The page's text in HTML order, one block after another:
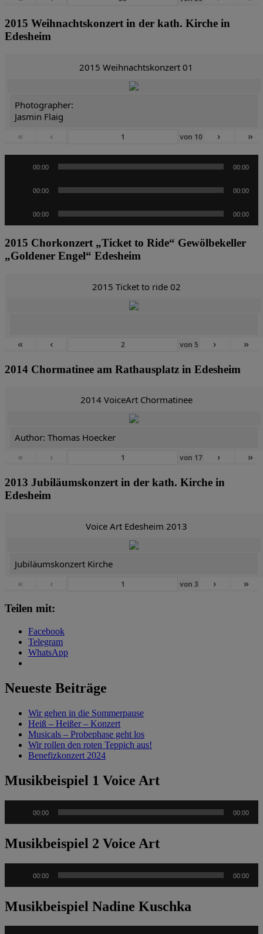
2015 Weihnachtskonzert in der kath. Kirche in
Edesheim
2015 Weihnachtskonzert 01
Photographer:
Jasmin Flaig
«
‹ von 10 › »
00:00 00:00
00:00 00:00
00:00 00:00
2015 Chorkonzert „Ticket to Ride“ Gewölbekeller
„Goldener Engel“ Edesheim
2015 Ticket to ride 02
« ‹ von5 › »
2014 Chormatinee am Rathausplatz in Edesheim
2014 VoiceArt Chormatinee
Author: Thomas Hoecker
«
‹ von 17 › »
2013 Jubiläumskonzert in der kath. Kirche in
Edesheim
Voice Art Edesheim 2013
Jubiläumskonzert Kirche
«
‹ von3 › »
Teilen mit:
Facebook
Telegram
WhatsApp
Neueste Beiträge
Wir gehen in die Sommerpause
Heiß – Heißer – Konzert
Musicals – Probephase geht los
Wir rollen den roten Teppich aus!
Benefizkonzert 2024
Musikbeispiel 1 Voice Art
00:00 00:00
Musikbeispiel 2 Voice Art
00:00 00:00
Musikbeispiel Nadine Kuschka